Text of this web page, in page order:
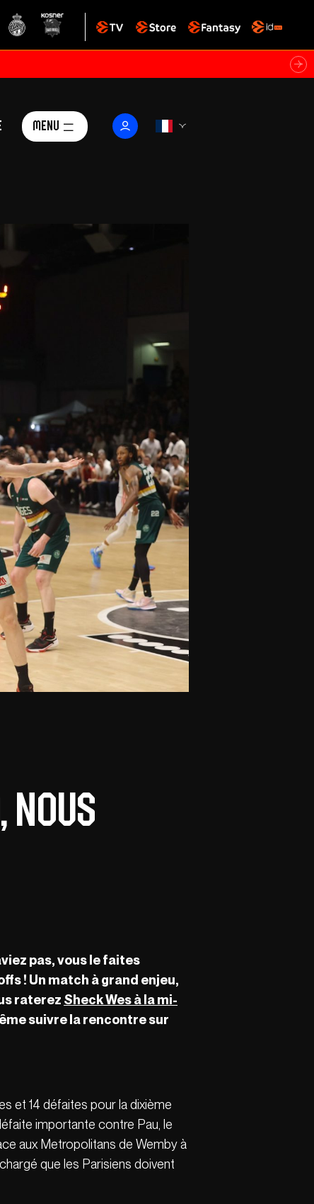
Menu
Partenaires
partenaires
partenaire
Club
nous
pas, vous le faites
! Un match à grand enjeu,
raterez Sheck Wes à la mi-
suivre la rencontre sur
et 14 défaites pour la dixième
importante contre Pau, le
aux Metropolitans de Wemby à
que les Parisiens doivent